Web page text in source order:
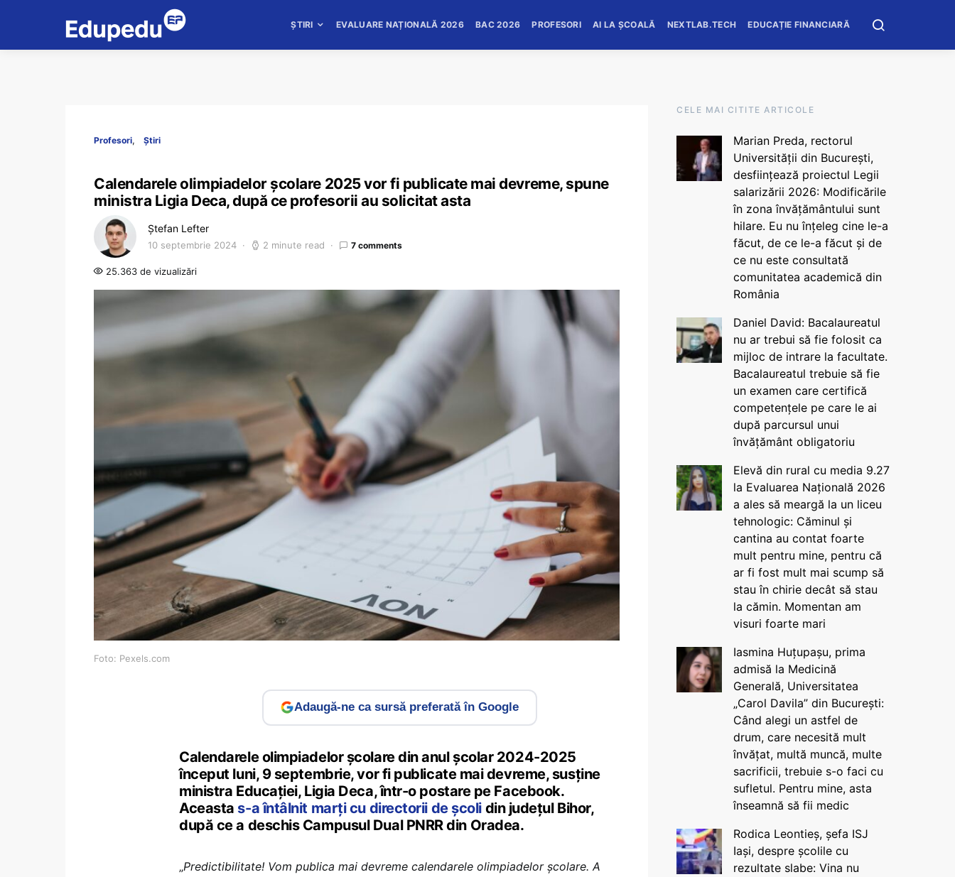
ȘTIRI EVALUARE NAȚIONALĂ 2026 BAC 2026 PROFESORI AI LA ȘCOALĂ NEXTLAB.TECH EDUCAȚIE FINANCIARĂ
Profesori Știri
Calendarele olimpiadelor școlare 2025 vor fi publicate mai devreme, spune
ministra Ligia Deca, după ce profesorii au solicitat asta
Ștefan Lefter
10 septembrie 2024 2 minute read 7 comments
25.363 de vizualizări
Foto: Pexels.com
Adaugă-ne ca sursă preferată în Google
Calendarele olimpiadelor școlare din anul școlar 2024-2025
început luni, 9 septembrie, vor fi publicate mai devreme, susține
ministra Educației, Ligia Deca, într-o postare pe Facebook.
Aceasta s-a întâlnit marți cu directorii de școlidin județul Bihor,
după ce a deschis Campusul Dual PNRR din Oradea.
„Predictibilitate! Vom publica mai devreme calendarele olimpiadelor școlare. A
CELE MAI CITITE ARTICOLE
Marian Preda, rectorul
Universității din București,
desființează proiectul Legii
salarizării 2026: Modificările
în zona învățământului sunt
hilare. Eu nu înțeleg cine le-a
făcut, de ce le-a făcut și de
ce nu este consultată
comunitatea academică din
România
Daniel David: Bacalaureatul
nu ar trebui să fie folosit ca
mijloc de intrare la facultate.
Bacalaureatul trebuie să fie
un examen care certifică
competențele pe care le ai
după parcursul unui
învățământ obligatoriu
Elevă din rural cu media 9.27
la Evaluarea Națională 2026
a ales să meargă la un liceu
tehnologic: Căminul și
cantina au contat foarte
mult pentru mine, pentru că
ar fi fost mult mai scump să
stau în chirie decât să stau
la cămin. Momentan am
visuri foarte mari
Iasmina Huțupașu, prima
admisă la Medicină
Generală, Universitatea
„Carol Davila” din București:
Când alegi un astfel de
drum, care necesită mult
învățat, multă muncă, multe
sacrificii, trebuie s-o faci cu
sufletul. Pentru mine, asta
înseamnă să fii medic
Rodica Leontieș, șefa ISJ
Iași, despre școlile cu
rezultate slabe: Vina nu